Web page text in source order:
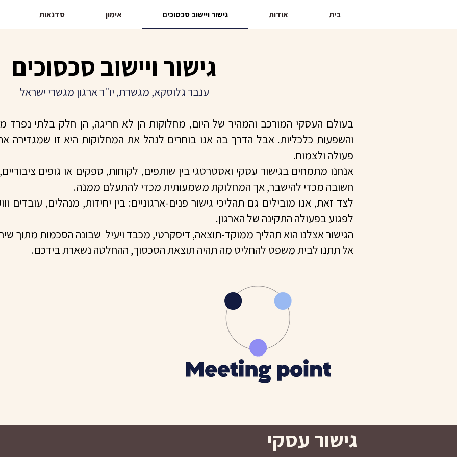
בית אודות גישור ויישוב סכסוכים אימון סדנאות
גישור ויישוב סכסוכים
ענבר גלוסקא, מגשרת, יו"ר ארגון מגשרי ישראל
בעולם העסקי המורכב והמהיר של היום, מחלוקות הן לא חריגה, הן חלק בלתי נפרד
והשפעות כלכליות. אבל הדרך בה אנו בוחרים לנהל את המחלוקות היא זו שמגדירה
פעולה ולצמוח.
אנחנו מתמחים בגישור עסקי ואסטרטגי בין שותפים, לקוחות, ספקים או גופים
חשובה מכדי להישבר, אך המחלוקת משמעותית מכדי להתעלם ממנה.
לצד זאת, אנו מובילים גם תהליכי גישור פנים-ארגוניים: בין יחידות, מנהלים, עובדים
לפגוע בפעולה התקינה של הארגון.
הגישור אצלנו הוא תהליך ממוקד-תוצאה, דיסקרטי, מכבד ויעיל שבונה הסכמות מתוך
אל תתנו לבית משפט להחליט מה תהיה תוצאת הסכסוך, ההחלטה נשארת בידכם.
גישור עסקי